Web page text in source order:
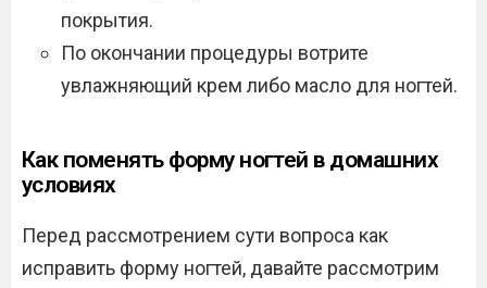
покрытия.
По окончании процедуры вотрите
увлажняющий крем либо масло для ногтей.
Как поменять форму ногтей в домашних
условиях
Перед рассмотрением сути вопроса как
исправить форму ногтей, давайте рассмотрим